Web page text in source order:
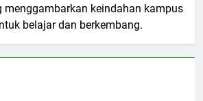
menggambarkan keindahan kampus
belajar dan berkembang.